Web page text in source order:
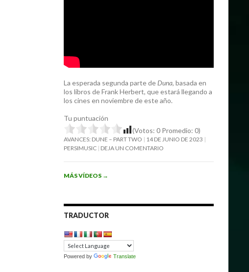
La esperada segunda parte de Duna, basada en
los libros de Frank Herbert, que estará llegando a
los cines en noviembre de este año.
Tu puntuación
(Votos: 0 Promedio: 0)
AVANCES: DUNE – PART TWO
14 DE JUNIO DE 2023
PERSIMUSIC DEJA UN COMENTARIO
MÁS VÍDEOS →
TRADUCTOR
Powered by Translate